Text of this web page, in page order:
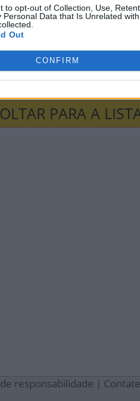
to opt-out of Collection, Use,
Personal Data that Is Unrelated
Out
CONFIRM
Palavras
Secreta
PARA A
responsabilidade |